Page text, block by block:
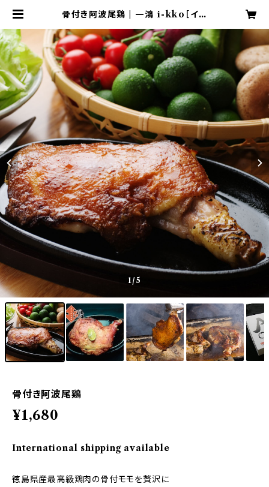
骨付き阿波尾鶏 | 一鴻 i-kko［イッ
1/5
骨付き阿波尾鶏
¥1,680
International shipping available
徳島県産最高級鶏肉の骨付モモを贅沢に